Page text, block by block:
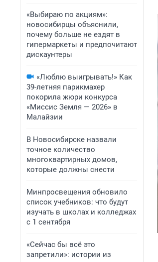
«Выбираю по акциям»:
новосибирцы объяснили,
почему больше не ездят в
гипермаркеты и предпочитают
дискаунтеры
«Люблю выигрывать!» Как
39-летняя парикмахер
покорила жюри конкурса
«Миссис Земля — 2026» в
Малайзии
В Новосибирске назвали
точное количество
многоквартирных домов,
которые должны снести
Минпросвещения обновило
список учебников: что будут
изучать в школах и колледжах
с 1 сентября
«Сейчас бы всё это
запретили»: истории из